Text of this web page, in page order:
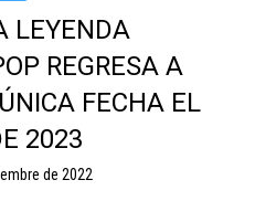
LEYENDA
REGRESA A
FECHA EL
2023
de 2022